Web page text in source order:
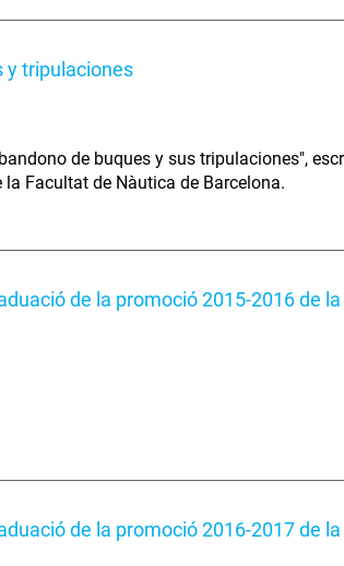
y tripulaciones
de buques y sus tripulaciones",
Facultat de Nàutica de Barcelona.
de la promoció 2015-2016 de
de la promoció 2016-2017 de